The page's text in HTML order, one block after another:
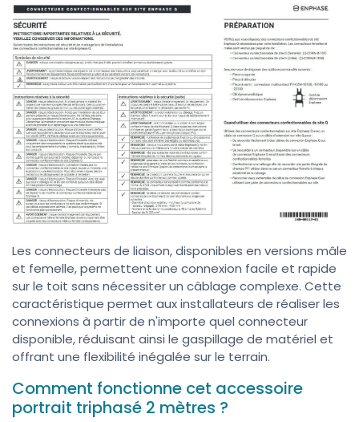
Les connecteurs de liaison, disponibles en versions mâle
et femelle, permettent une connexion facile et rapide
sur le toit sans nécessiter un câblage complexe. Cette
caractéristique permet aux installateurs de réaliser les
connexions à partir de n'importe quel connecteur
disponible, réduisant ainsi le gaspillage de matériel et
offrant une flexibilité inégalée sur le terrain.
Comment fonctionne cet accessoire
portrait triphasé 2 mètres ?